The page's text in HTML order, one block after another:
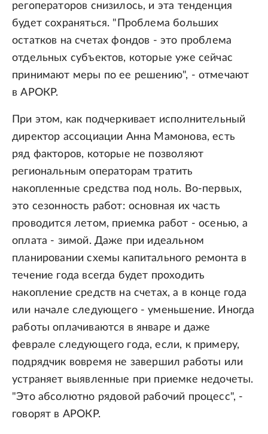
регоператоров снизилось, и эта тенденция
будет сохраняться. "Проблема больших
остатков на счетах фондов - это проблема
отдельных субъектов, которые уже сейчас
принимают меры по ее решению", - отмечают
в АРОКР.
При этом, как подчеркивает исполнительный
директор ассоциации Анна Мамонова, есть
ряд факторов, которые не позволяют
региональным операторам тратить
накопленные средства под ноль. Во-первых,
это сезонность работ: основная их часть
проводится летом, приемка работ - осенью, а
оплата - зимой. Даже при идеальном
планировании схемы капитального ремонта в
течение года всегда будет проходить
накопление средств на счетах, а в конце года
или начале следующего - уменьшение. Иногда
работы оплачиваются в январе и даже
феврале следующего года, если, к примеру,
подрядчик вовремя не завершил работы или
устраняет выявленные при приемке недочеты.
"Это абсолютно рядовой рабочий процесс", -
говорят в АРОКР.